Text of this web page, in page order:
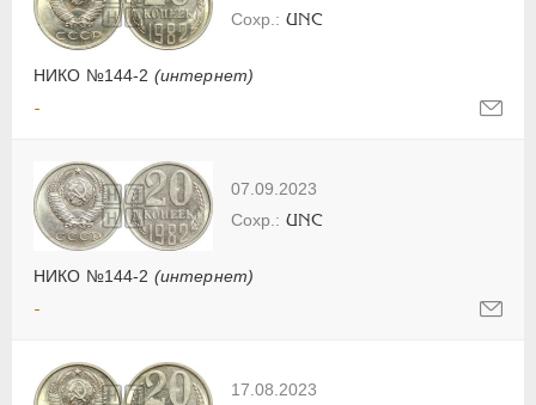
НИКО №144-2 (интернет)
UNC
-
07.09.2023
НИКО №144-2 (интернет)
UNC
-
17.08.2023